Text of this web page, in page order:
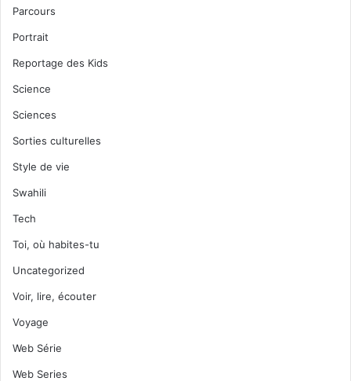
Parcours
Portrait
Reportage des Kids
Science
Sciences
Sorties culturelles
Style de vie
Swahili
Tech
Toi, où habites-tu
Uncategorized
Voir, lire, écouter
Voyage
Web Série
Web Series